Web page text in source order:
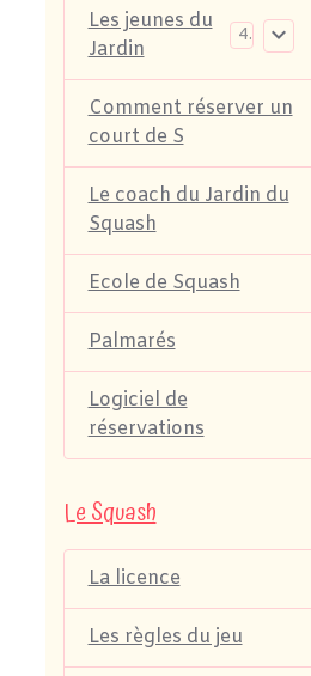
Les jeunes du
Jardin
4
Comment réserver un
court de S
Le coach du Jardin du
Squash
Ecole de Squash
Palmarés
Logiciel de
réservations
Le Squash
La licence
Les règles du jeu